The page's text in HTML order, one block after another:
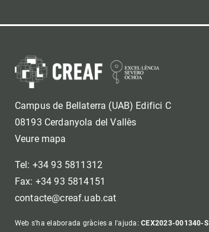
Campus de Bellaterra (UAB) Edifici C
08193 Cerdanyola del Vallès
Veure mapa
Tel: +34 93 5811312
Fax: +34 93 5814151
contacte@creaf.uab.cat
Web s'ha elaborada gràcies a l'ajuda:CEX2023-001340-S